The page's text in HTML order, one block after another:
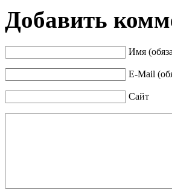
Добавить
Имя
E-Mail
Сайт